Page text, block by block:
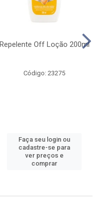
Repelente Off Loção 200ml
Código: 23275
Faça seu login ou
cadastre-se para
ver preços e
comprar